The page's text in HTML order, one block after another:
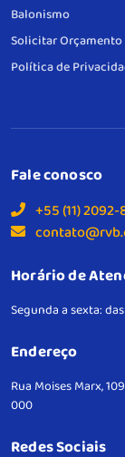
Balonismo
Solicitar Orçamento
Política de
Fale conosco
+55 (11) 2092-
Horário de
Segunda a sexta:
Endereço
Rua Moises Marx,
000
Redes Sociais